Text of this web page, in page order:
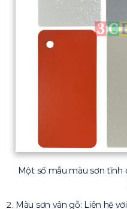
Một số mẫu màu sơn tĩnh
Màu sơn vân gỗ: Liên hệ